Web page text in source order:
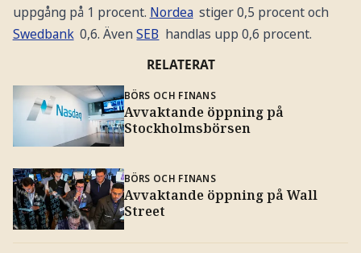
uppgång på 1 procent. Nordea stiger 0,5 procent och
Swedbank 0,6. ÄvenSEB handlas upp 0,6 procent.
RELATERAT
BÖRS OCH FINANS
Avvaktande öppning på
Stockholmsbörsen
BÖRS OCH FINANS
Avvaktande öppning på Wall
Street